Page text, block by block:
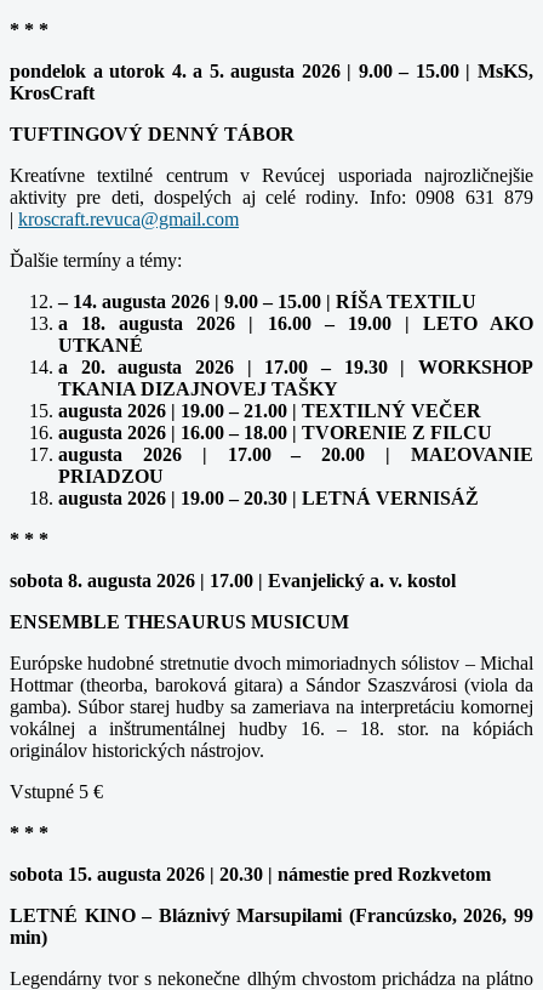
* * *
pondelok a utorok 4. a 5. augusta 2026 | 9.00 – 15.00 | MsKS,
KrosCraft
TUFTINGOVÝ DENNÝ TÁBOR
Kreatívne textilné centrum v Revúcej usporiada najrozličnejšie
aktivity pre deti, dospelých aj celé rodiny. Info: 0908 631 879
|
Ďalšie termíny a témy:
– 14. augusta 2026 | 9.00 – 15.00 | RÍŠA TEXTILU
a 18. augusta 2026 | 16.00 – 19.00 | LETO AKO
UTKANÉ
a 20. augusta 2026 | 17.00 – 19.30 | WORKSHOP
TKANIA DIZAJNOVEJ TAŠKY
augusta 2026 | 19.00 – 21.00 | TEXTILNÝ VEČER
augusta 2026 | 16.00 – 18.00 | TVORENIE Z FILCU
augusta 2026 | 17.00 – 20.00 | MAĽOVANIE
PRIADZOU
augusta 2026 | 19.00 – 20.30 | LETNÁ VERNISÁŽ
* * *
sobota 8. augusta 2026 | 17.00 | Evanjelický a. v. kostol
ENSEMBLE THESAURUS MUSICUM
Európske hudobné stretnutie dvoch mimoriadnych sólistov – Michal
Hottmar (theorba, baroková gitara) a Sándor Szaszvárosi (viola da
gamba). Súbor starej hudby sa zameriava na interpretáciu komornej
vokálnej a inštrumentálnej hudby 16. – 18. stor. na kópiách
originálov historických nástrojov.
Vstupné 5 €
* * *
sobota 15. augusta 2026 | 20.30 | námestie pred Rozkvetom
LETNÉ KINO – Bláznivý Marsupilami (Francúzsko, 2026, 99
min)
Legendárny tvor s nekonečne dlhým chvostom prichádza na plátno